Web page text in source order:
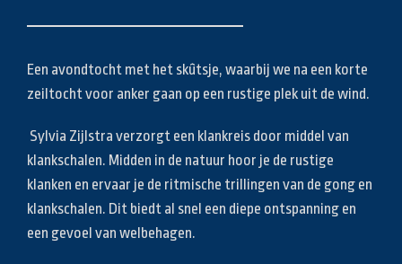
Een avondtocht met het skûtsje, waarbij we na een korte
zeiltocht voor anker gaan op een rustige plek uit de wind.
Sylvia Zijlstra verzorgt een klankreis door middel van
klankschalen. Midden in de natuur hoor je de rustige
klanken en ervaar je de ritmische trillingen van de gong en
klankschalen. Dit biedt al snel een diepe ontspanning en
een gevoel van welbehagen.